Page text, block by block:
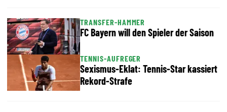
TRANSFER-HAMMER
FC Bayern will den Spieler der Saison
TENNIS-AUFREGER
Sexismus-Eklat: Tennis-Star kassiert
Rekord-Strafe